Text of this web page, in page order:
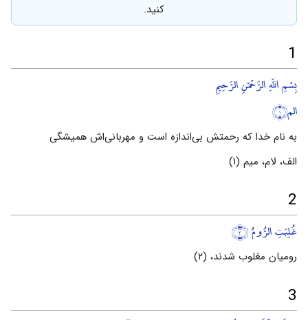
کنید.
1
بِسْمِ اللَّهِ الرَّحْمَٰنِ الرَّحِيمِ
الم﴿١﴾
به نام خدا که رحمتش بی‌اندازه است و مهربانی‌اش همیشگی
الف، لام، میم (۱)
2
غُلِبَتِ الرُّومُ﴿٢﴾
رومیان مغلوب شدند، (۲)
3